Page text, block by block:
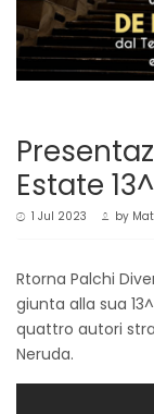
Estate
1 Jul 2023 by
Rtorna Palchi
giunta alla sua
quattro autori
Neruda.